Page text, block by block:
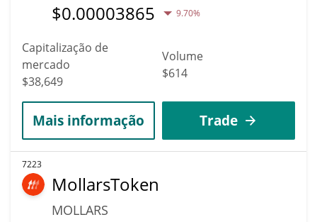
$0.00003865 9.70%
Capitalização de
mercado
$38,649
Volume
$614
Mais informação Trade
7223
MollarsToken
MOLLARS